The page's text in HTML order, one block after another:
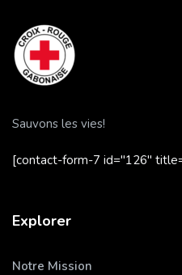
Sauvons les vies!
[contact-form-7 id="126"
Explorer
Notre Mission